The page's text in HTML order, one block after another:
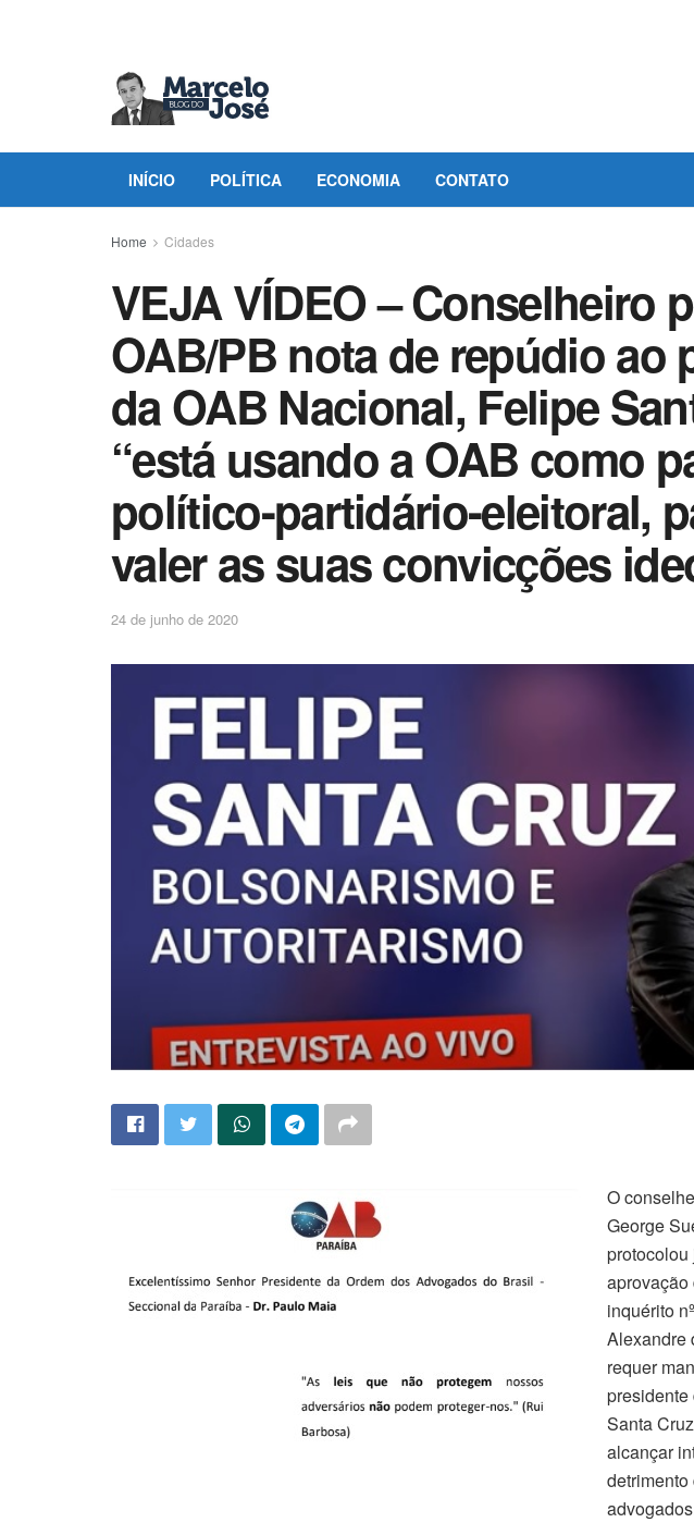
INÍCIO POLÍTICA ECONOMIA CONTATO
Home Cidades
VEJA VÍDEO – Conselheiro
OAB/PB nota de repúdio ao
da OAB Nacional, Felipe
“está usando a OAB como
político-partidário-eleitoral,
valer as suas convicções
24 de junho de 2020
O
George
protocolou
aprovação
inquérito
Alexandre
requer
Santa
alcançar